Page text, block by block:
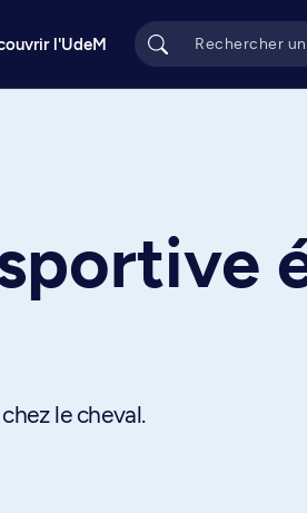
l'UdeM
le cheval.